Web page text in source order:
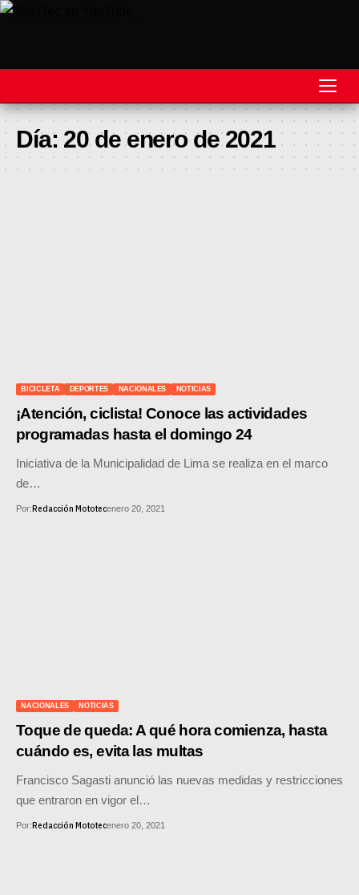
REVISTA
CROSS COUNTRY
MOTOS ACUÁTICAS
NOTICIAS
INTERNACIONALES
MOTOS HERO PERÚ
MOTOS ZONTES PERÚ
MOTOS HAOJUE PERÚ
MOTOS BENELLI PERÚ
Día: 20 de enero de 2021
BICICLETA DEPORTES NACIONALES NOTICIAS
¡Atención, ciclista! Conoce las actividades
programadas hasta el domingo 24
Iniciativa de la Municipalidad de Lima se realiza en el marco
de…
Por:Redacción Mototecenero 20, 2021
NACIONALES NOTICIAS
Toque de queda: A qué hora comienza, hasta
cuándo es, evita las multas
Francisco Sagasti anunció las nuevas medidas y restricciones
que entraron en vigor el…
Por:Redacción Mototecenero 20, 2021